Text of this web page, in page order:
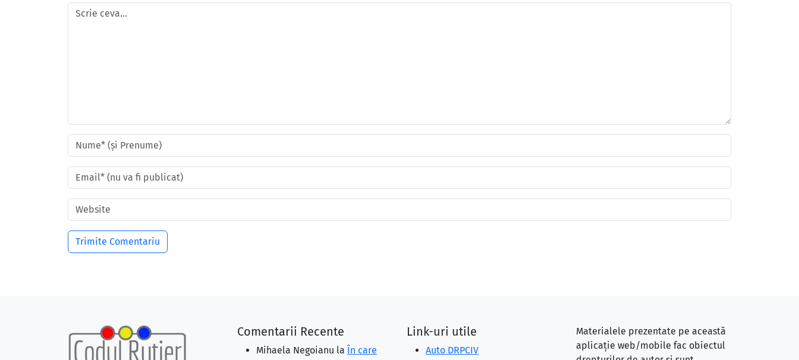
Comentarii Recente
Mihaela Negoianu la În care
Link-uri utile
Auto DRPCIV
Materialele prezentate pe această
aplicație web/mobile fac obiectul